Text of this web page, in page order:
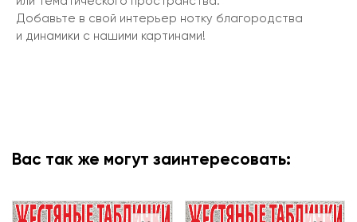
Добавьте в свой интерьер нотку благородства
и динамики с нашими картинами!
Вас так же могут заинтересовать: